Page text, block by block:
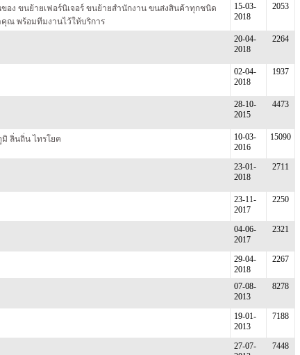
อง ขนย้ายเฟอร์นิเจอร์ ขนย้ายสำนักงาน ขนส่งสินค้าทุกชนิด
คุณ พร้อมทีมงานไว้ให้บริการ
15-03-
2018
2053
20-04-
2018
2264
02-04-
2018
1937
28-10-
2015
4473
ลิ่นถิ่น ไทรโยค
10-03-
2016
15090
23-01-
2018
2711
23-11-
2017
2250
04-06-
2017
2321
29-04-
2018
2267
07-08-
2013
8278
19-01-
2013
7188
27-07-
7448